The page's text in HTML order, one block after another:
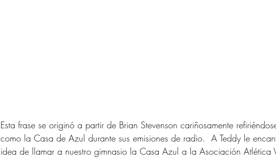
Esta frase se originó a partir de Brian Stevenson cariñosamente
como la Casa de Azul durante sus emisiones de radio.  A Teddy le
idea de llamar a nuestro gimnasio la Casa Azul a la Asociación Atlética